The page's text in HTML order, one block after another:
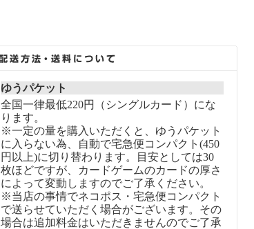
ゆうパケット
全国一律最低220円（シングルカード）にな
ります。
※一定の量を購入いただくと、ゆうパケット
に入らない為、自動で宅急便コンパクト(450
円以上)に切り替わります。目安としては30
枚ほどですが、カードゲームのカードの厚さ
によって変動しますのでご了承ください。
※当店の事情でネコポス・宅急便コンパクト
で送らせていただく場合がございます。その
場合は追加料金はいただきませんのでご了承